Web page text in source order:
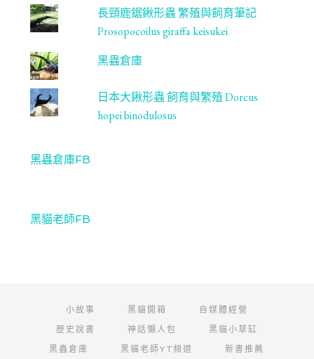
長頸鹿鋸鍬形蟲 繁殖與飼育筆記
Prosopocoilus giraffa keisukei
黑蟲倉庫
日本大鍬形蟲 飼育與繁殖 Dorcus
hopei binodulosus
黑蟲倉庫FB
黑貓老師FB
小故事 黑貓開箱
自媒體經營
歷史說書
神話懶人包
黑貓小草缸
黑蟲倉庫
黑貓老師YT頻道 新書推薦